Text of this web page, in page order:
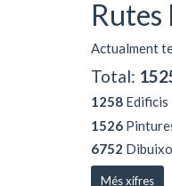
Actualment
Total:
1258 Edificis
1526
6752
Més xifres